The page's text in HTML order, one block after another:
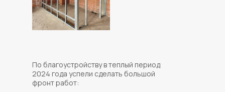
По благоустройству в теплый период
2024 года успели сделать большой
фронт работ: